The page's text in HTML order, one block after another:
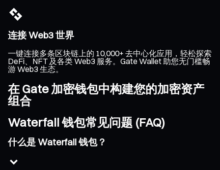
连接 Web3 世界
一键连接多条区块链上的 10,000+ 去中心化应用，轻松探索
DeFi、NFT 及各类 Web3 服务。Gate Wallet 助您无门槛畅
游 Web3 生态。
在 Gate 加密钱包中构建您的加密资产
组合
Waterfall 钱包常见问题 (FAQ)
什么是 Waterfall 钱包？